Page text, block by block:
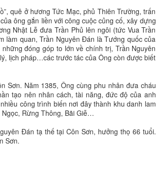
quê ở hương Tức Mạc, phủ Thiên Trường, trấn
ông gắn liền với công cuộc củng cố, xây dựng
Nhật Lễ đưa Trần Phủ lên ngôi (tức Vua Trần
làm quan, Trần Nguyên Đán là Tướng quốc của
đóng góp to lớn về chính trị, Trần Nguyên
lịch pháp…các trước tác của Ông còn được biết
Sơn. Năm 1385, Ông cùng phu nhân đưa cháu
tạo nên nhân cách, tài năng, đức độ của anh
công trình biến nơi đây thành khu danh lam
Rừng Thông, Bãi Giễ…
Đán tạ thế tại Côn Sơn, hưởng thọ 66 tuổi.
Sơn.